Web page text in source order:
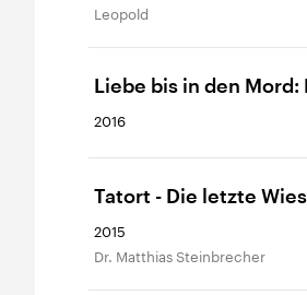
Leopold
Liebe bis in den
2016
Tatort - Die letzte
2015
Dr. Matthias Steinbrecher